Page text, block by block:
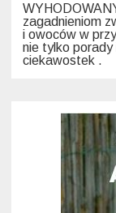
zagadnieniom
i owoców w
nie tylko
ciekawostek .